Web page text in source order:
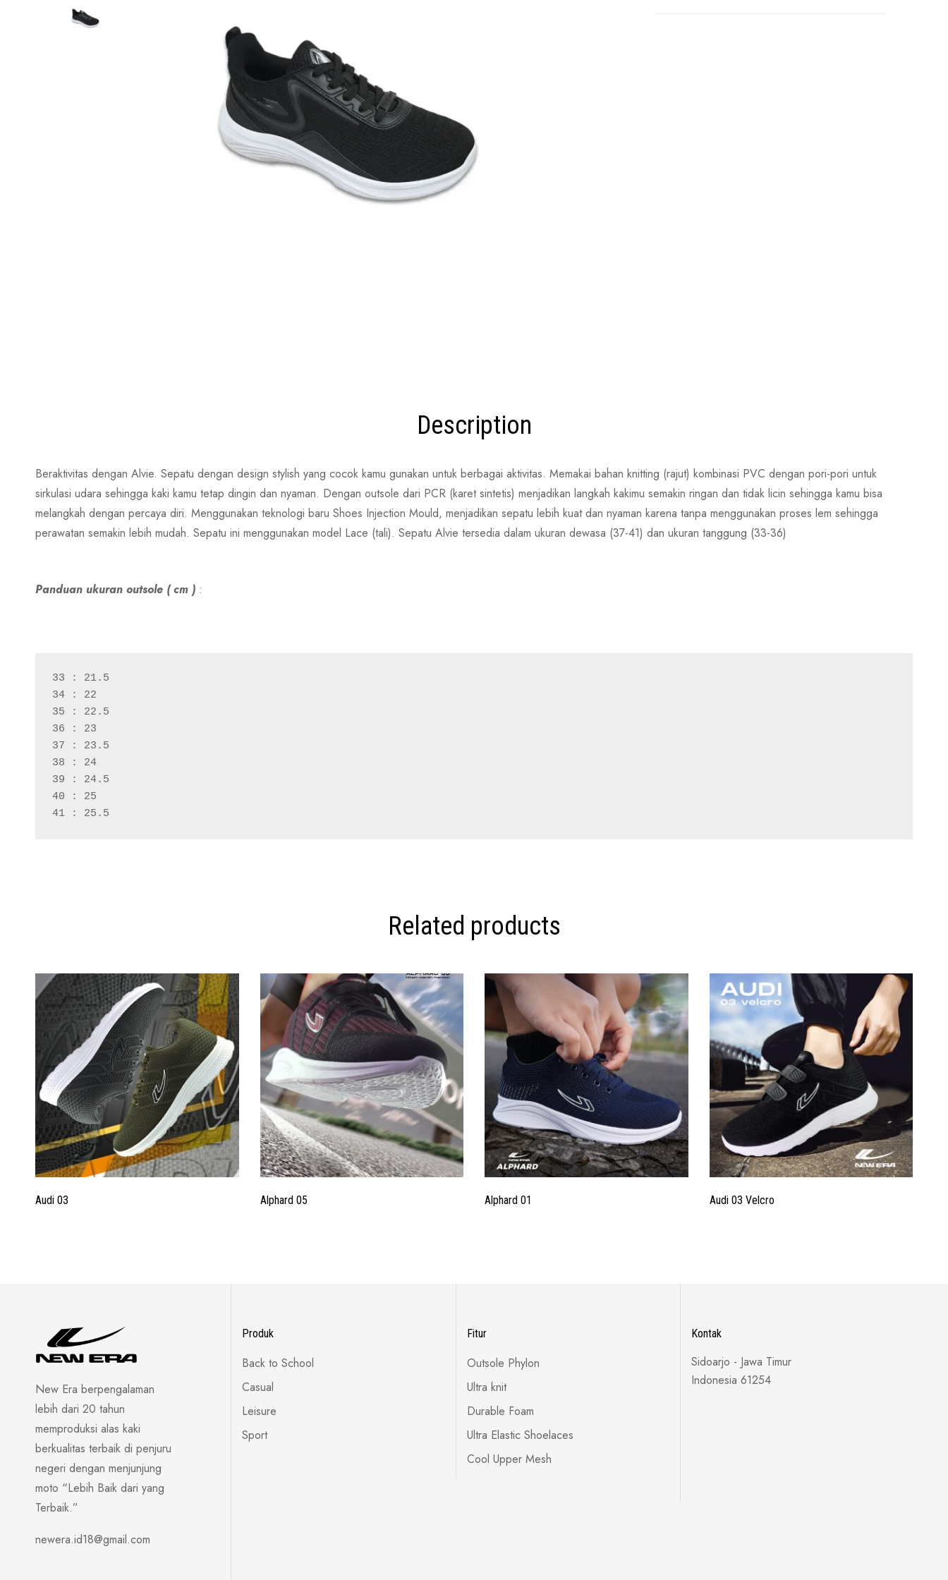
Description
Beraktivitas dengan Alvie. Sepatu dengan design stylish yang cocok kamu gunakan untuk berbagai aktivitas. Memakai bahan knitting (rajut) kombinasi PVC dengan pori-pori untuk
sirkulasi udara sehingga kaki kamu tetap dingin dan nyaman. Dengan outsole dari PCR (karet sintetis) menjadikan langkah kakimu semakin ringan dan tidak licin sehingga kamu bisa
melangkah dengan percaya diri. Menggunakan teknologi baru Shoes Injection Mould, menjadikan sepatu lebih kuat dan nyaman karena tanpa menggunakan proses lem sehingga
perawatan semakin lebih mudah. Sepatu ini menggunakan model Lace (tali). Sepatu Alvie tersedia dalam ukuran dewasa (37-41) dan ukuran tanggung (33-36)
Panduan ukuran outsole ( cm ) :
33 : 21.5
34 : 22
35 : 22.5
36 : 23
37 : 23.5
38 : 24
39 : 24.5
40 : 25
41 : 25.5
Related products
Audi 03 Alphard 05 Alphard 01 Audi 03 Velcro
New Era berpengalaman
lebih dari 20 tahun
memproduksi alas kaki
berkualitas terbaik di penjuru
negeri dengan menjunjung
moto “Lebih Baik dari yang
Terbaik.”
newera.id18@gmail.com
Produk
Back to School
Casual
Leisure
Sport
Fitur
Outsole Phylon
Ultra knit
Durable Foam
Ultra Elastic Shoelaces
Cool Upper Mesh
Kontak
Sidoarjo - Jawa Timur
Indonesia 61254